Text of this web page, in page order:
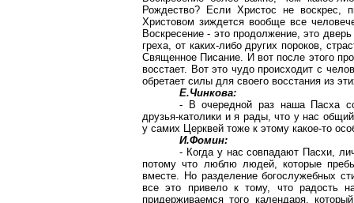
Рождество? Если Христос не воскрес,
Христовом зиждется вообще все
Воскресение - это продолжение, это
греха, от каких-либо других пороков,
Священное Писание. И вот после этого
восстает. Вот это чудо происходит с
обретает силы для своего восстания из
Е.Чинкова:
- В очередной раз наша Пасха
друзья-католики и я рады, что у нас
у самих Церквей тоже к этому какое-то
И.Фомин:
- Когда у нас совпадают Пасхи,
потому что люблю людей, которые
вместе. Но разделение богослужебных
все это привело к тому, что радость
придерживаемся того календаря,